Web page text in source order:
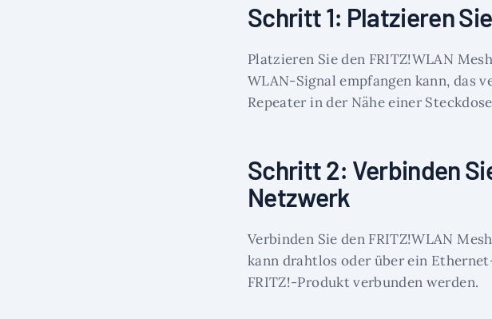
Schritt 1: Platzieren
Platzieren Sie den FRITZ!WLAN
WLAN-Signal empfangen kann, das
Repeater in der Nähe einer
Schritt 2: Verbinden
Netzwerk
Verbinden Sie den FRITZ!WLAN
kann drahtlos oder über ein
FRITZ!-Produkt verbunden werden.